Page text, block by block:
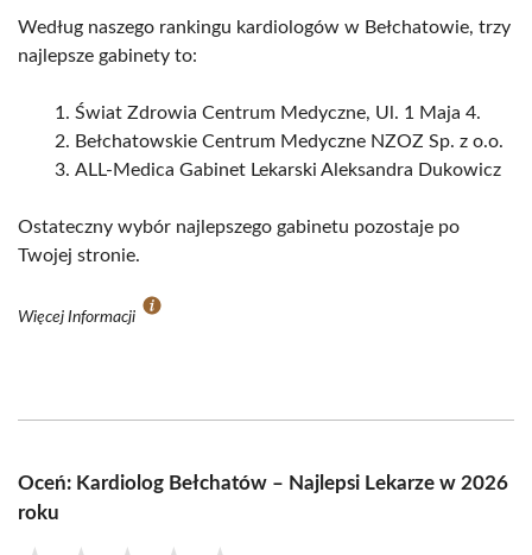
Według naszego rankingu kardiologów w Bełchatowie, trzy
najlepsze gabinety to:
Świat Zdrowia Centrum Medyczne, Ul. 1 Maja 4.
Bełchatowskie Centrum Medyczne NZOZ Sp. z o.o.
ALL-Medica Gabinet Lekarski Aleksandra Dukowicz
Ostateczny wybór najlepszego gabinetu pozostaje po
Twojej stronie.
Więcej Informacji
Oceń: Kardiolog Bełchatów – Najlepsi Lekarze w 2026
roku